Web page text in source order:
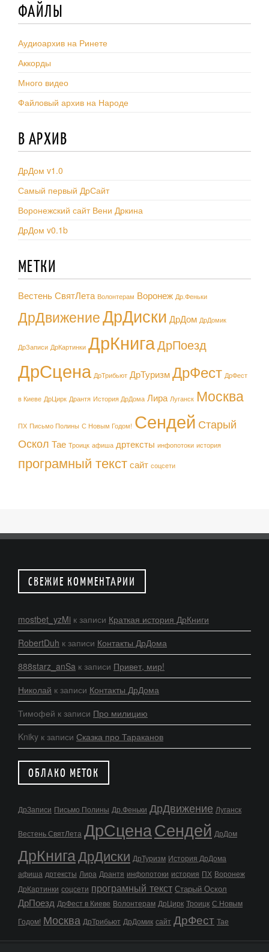
ФАЙЛЫ
Аудиоархив на Ринете
Аккорды
Много видео
Файловый архив на Народе
В АРХИВ
ДрДом v1.0
Самый первый ДрСайт
Воронежский сайт Вени Дркина
ДрДом v0.1b
МЕТКИ
Вестень СвятЛета Волонтерам Воронеж Др.Феньки
ДрДвижениеДрДиски ДрДом ДрДомик
ДрЗаписи ДрКартинки ДрКнигаДрПоезд
ДрСцена ДрТрибьют ДрТуризмДрФест ДрФест
в Киеве ДрЦирк Дрантя История ДрДома Лира Луганск Москва
ПХ Письмо Полины С Новым Годом! Сендей Старый
Оскол Тае Троицк афиша дртексты инфопотоки история
програмный текстсайт соцсети
СВЕЖИЕ КОММЕНТАРИИ
mostbet_yzMi к записи Краткая история ДрКниги
RobertDuh к записи Контакты ДрДома
888starz_anSa к записи Привет, мир!
Николай к записи Контакты ДрДома
Тимофей к записи Про милицию
Kniky к записи Сказка про Тараканов
ОБЛАКО МЕТОК
ДрЗаписи Письмо Полины Др.Феньки ДрДвижение Луганск
Вестень СвятЛета ДрСценаСендей ДрДом
ДрКнигаДрДиски ДрТуризм История ДрДома
афиша дртексты Лира Дрантя инфопотоки история ПХ Воронеж
ДрКартинки соцсети програмный текст Старый Оскол
ДрПоезд ДрФест в Киеве Волонтерам ДрЦирк Троицк С Новым
Годом! Москва ДрТрибьют ДрДомик сайт ДрФест Тае